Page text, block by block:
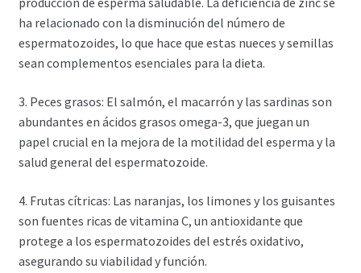
ha relacionado con la disminución del número de
espermatozoides, lo que hace que estas nueces y semillas
sean complementos esenciales para la dieta.
3. Peces grasos: El salmón, el macarrón y las sardinas son
abundantes en ácidos grasos omega-3, que juegan un
papel crucial en la mejora de la motilidad del esperma y la
salud general del espermatozoide.
4. Frutas cítricas: Las naranjas, los limones y los guisantes
son fuentes ricas de vitamina C, un antioxidante que
protege a los espermatozoides del estrés oxidativo,
asegurando su viabilidad y función.